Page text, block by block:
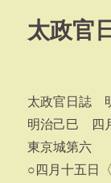
太政官
太政官日誌
明治己巳 四
東京城第六
○四月十五日〈